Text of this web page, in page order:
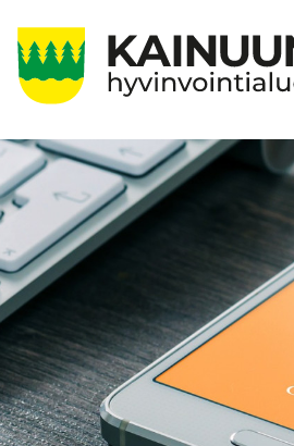
pääsisältöön
Sote
Menu
Asiakkaille